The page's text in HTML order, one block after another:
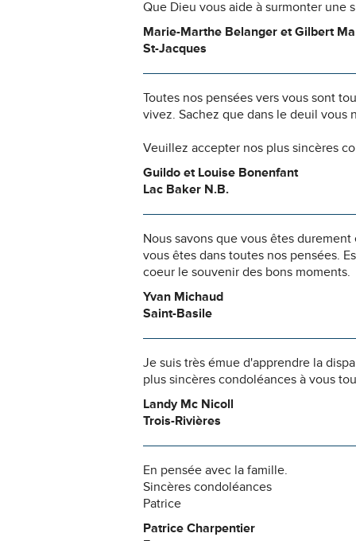
Que Dieu vous aide à surmonter une
Marie-Marthe Belanger et Gilbert
St-Jacques
Toutes nos pensées vers vous sont
vivez. Sachez que dans le deuil vous
Veuillez accepter nos plus sincères
Guildo et Louise Bonenfant
Lac Baker N.B.
Nous savons que vous êtes
vous êtes dans toutes nos pensées.
coeur le souvenir des bons moments.
Yvan Michaud
Saint-Basile
Je suis très émue d'apprendre la
plus sincères condoléances à vous
Landy Mc Nicoll
Trois-Rivières
En pensée avec la famille.
Sincères condoléances
Patrice
Patrice Charpentier